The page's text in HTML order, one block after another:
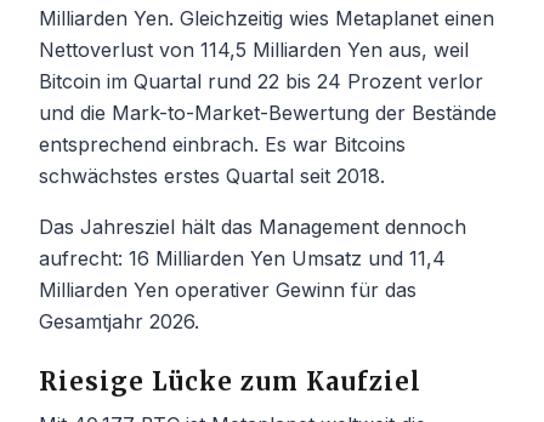
Milliarden Yen. Gleichzeitig wies Metaplanet einen
Nettoverlust von 114,5 Milliarden Yen aus, weil
Bitcoin im Quartal rund 22 bis 24 Prozent verlor
und die Mark-to-Market-Bewertung der Bestände
entsprechend einbrach. Es war Bitcoins
schwächstes erstes Quartal seit 2018.
Das Jahresziel hält das Management dennoch
aufrecht: 16 Milliarden Yen Umsatz und 11,4
Milliarden Yen operativer Gewinn für das
Gesamtjahr 2026.
Riesige Lücke zum Kaufziel